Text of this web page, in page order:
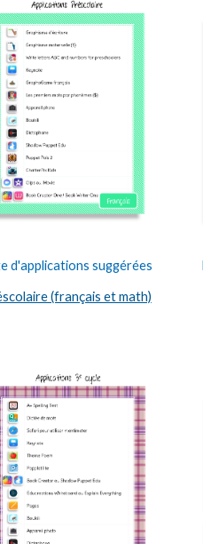
d'applications suggérées
(français et math)